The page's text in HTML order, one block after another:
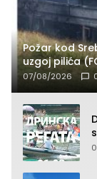
Požar kod
uzgoj pilića
07/08/2026